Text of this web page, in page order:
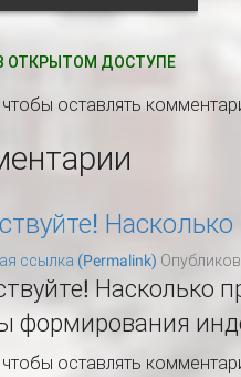
ОТКРЫТОМ ДОСТУПЕ
чтобы оставлять
Насколько
ссылка (Permalink)
Насколько
формирования
чтобы оставлять